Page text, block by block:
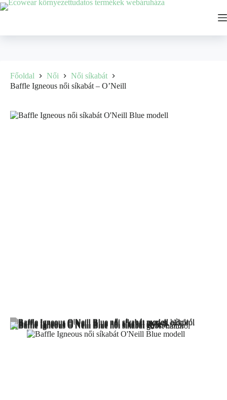
Ugrás
a
Főoldal Női
Női síkabát
Baffle Igneous női síkabát – O’Neill